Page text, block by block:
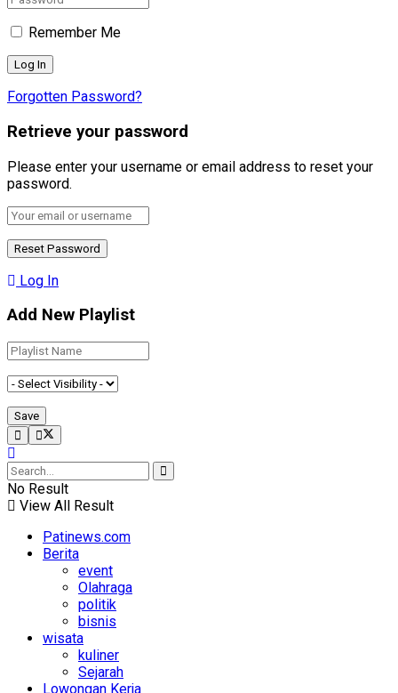
Remember Me
Forgotten Password?
Retrieve your password
Please enter your username or email address to reset your
password.
Log In
Add New Playlist
No Result
View All Result
Patinews.com
Berita
event
Olahraga
politik
bisnis
wisata
kuliner
Sejarah
Lowongan Kerja